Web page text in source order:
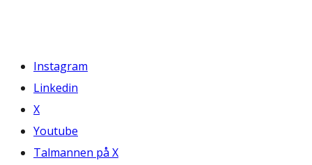
Instagram
Linkedin
X
Youtube
Talmannen på X